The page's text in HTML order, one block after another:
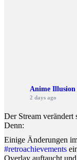
Anime Illusion
2 days ago
Der Stream verändert
Denn:
Einige Änderungen
#retroachievements